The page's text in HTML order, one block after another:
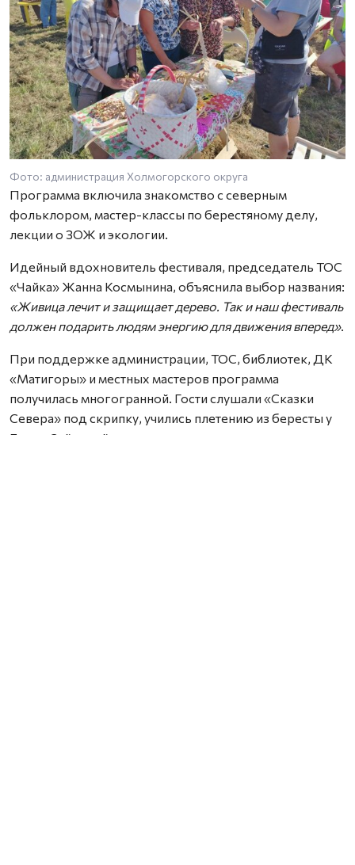
Фото: администрация Холмогорского округа
Программа включила знакомство с северным
фольклором, мастер-классы по берестяному делу,
лекции о ЗОЖ и экологии.
Идейный вдохновитель фестиваля, председатель ТОС
«Чайка» Жанна Космынина, объяснила выбор названия:
«Живица лечит и защищает дерево. Так и наш фестиваль
должен подарить людям энергию для движения вперед».
При поддержке администрации, ТОС, библиотек, ДК
«Матигоры» и местных мастеров программа
получилась многогранной. Гости слушали «Сказки
Севера» под скрипку, учились плетению из бересты у
Елены Зайцевой и сортировали отходы на